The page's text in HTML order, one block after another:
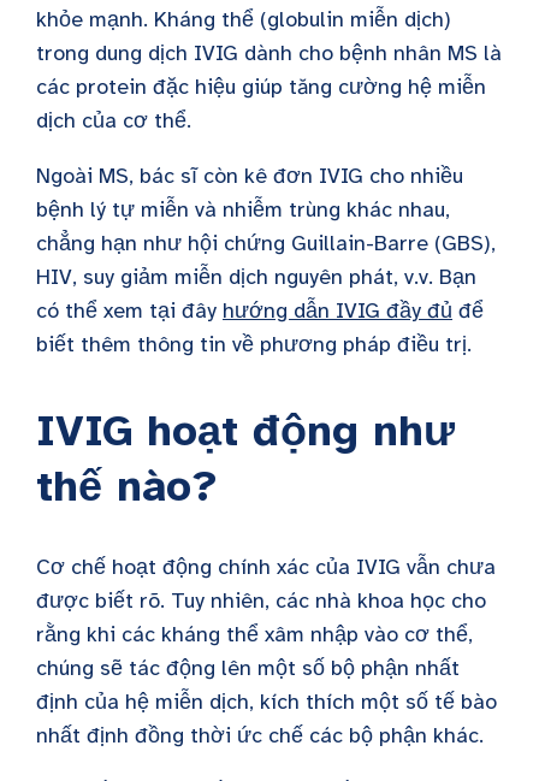
khỏe mạnh. Kháng thể (globulin miễn dịch)
trong dung dịch IVIG dành cho bệnh nhân MS là
các protein đặc hiệu giúp tăng cường hệ miễn
dịch của cơ thể.
Ngoài MS, bác sĩ còn kê đơn IVIG cho nhiều
bệnh lý tự miễn và nhiễm trùng khác nhau,
chẳng hạn như hội chứng Guillain-Barre (GBS),
HIV, suy giảm miễn dịch nguyên phát, v.v. Bạn
có thể xem tại đây hướng dẫn IVIG đầy đủ để
biết thêm thông tin về phương pháp điều trị.
IVIG hoạt động như
thế nào?
Cơ chế hoạt động chính xác của IVIG vẫn chưa
được biết rõ. Tuy nhiên, các nhà khoa học cho
rằng khi các kháng thể xâm nhập vào cơ thể,
chúng sẽ tác động lên một số bộ phận nhất
định của hệ miễn dịch, kích thích một số tế bào
nhất định đồng thời ức chế các bộ phận khác.